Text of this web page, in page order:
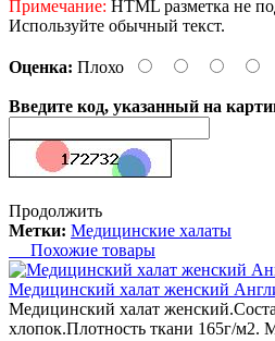
Примечание: HTML разметка не
Используйте обычный текст.
Оценка: Плохо
Введите код, указанный на
Продолжить
Метки: Медицинские халаты
Похожие товары
Медицинский халат женский
Медицинский халат
хлопок.Плотность ткани 165г/м2.